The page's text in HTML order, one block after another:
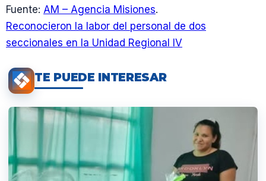
Fuente: AM – Agencia Misiones.
Reconocieron la labor del personal de dos
seccionales en la Unidad Regional IV
TE PUEDE INTERESAR